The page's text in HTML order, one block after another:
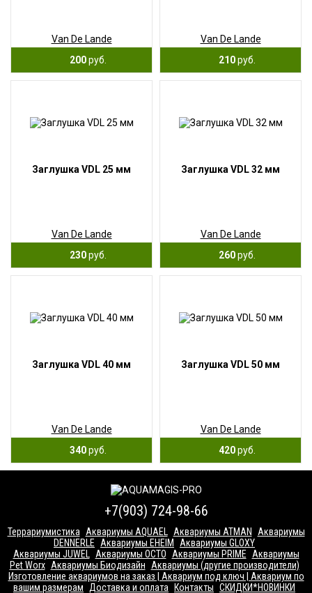
Van De Lande
200руб.
Van De Lande
210руб.
Заглушка VDL 25 мм
Van De Lande
230руб.
Заглушка VDL 32 мм
Van De Lande
260руб.
Заглушка VDL 40 мм
Van De Lande
340руб.
Заглушка VDL 50 мм
Van De Lande
420руб.
+7(903) 724-98-66
Террариумистика Аквариумы AQUAEL Аквариумы ATMAN
Аквариумы
DENNERLE
Аквариумы EHEIM
Аквариумы GLOXY
Аквариумы JUWEL
Аквариумы OCTO Аквариумы PRIME
Аквариумы
Pet Worx Аквариумы Биодизайн
Аквариумы (другие производители)
Изготовление аквариумов на заказ | Аквариум под ключ | Аквариум по
вашим размерам
Доставка и оплата Контакты СКИДКИ*НОВИНКИ